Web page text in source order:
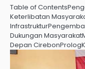
Table of
Keterlibatan
Dukungan
Depan